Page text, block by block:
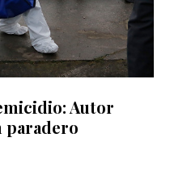
Autor
paradero